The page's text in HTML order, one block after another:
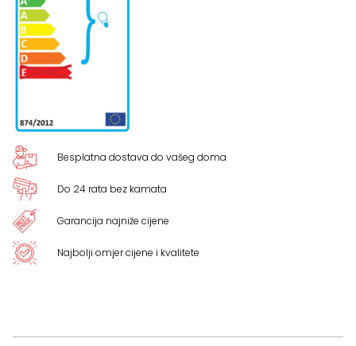
Besplatna dostava do vašeg doma
Do 24 rata bez kamata
Garancija najniže cijene
Najbolji omjer cijene i kvalitete